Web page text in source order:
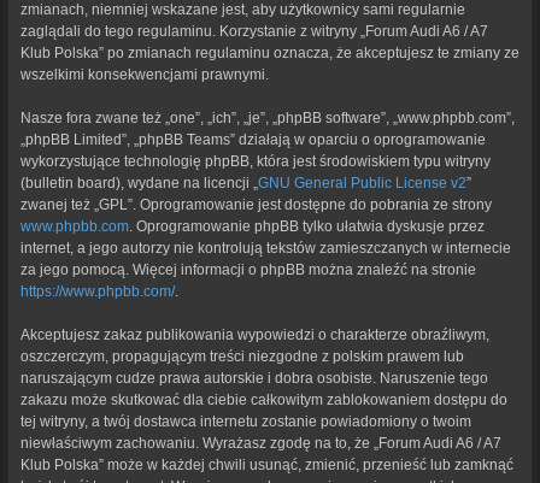
zmianach, niemniej wskazane jest, aby użytkownicy sami regularnie
zaglądali do tego regulaminu. Korzystanie z witryny „Forum Audi A6 / A7
Klub Polska” po zmianach regulaminu oznacza, że akceptujesz te zmiany ze
wszelkimi konsekwencjami prawnymi.
Nasze fora zwane też „one”, „ich”, „je”, „phpBB software”, „www.phpbb.com”,
„phpBB Limited”, „phpBB Teams” działają w oparciu o oprogramowanie
wykorzystujące technologię phpBB, która jest środowiskiem typu witryny
(bulletin board), wydane na licencji „GNU General Public License v2”
zwanej też „GPL”. Oprogramowanie jest dostępne do pobrania ze strony
www.phpbb.com. Oprogramowanie phpBB tylko ułatwia dyskusje przez
internet, a jego autorzy nie kontrolują tekstów zamieszczanych w internecie
za jego pomocą. Więcej informacji o phpBB można znaleźć na stronie
https://www.phpbb.com/.
Akceptujesz zakaz publikowania wypowiedzi o charakterze obraźliwym,
oszczerczym, propagującym treści niezgodne z polskim prawem lub
naruszającym cudze prawa autorskie i dobra osobiste. Naruszenie tego
zakazu może skutkować dla ciebie całkowitym zablokowaniem dostępu do
tej witryny, a twój dostawca internetu zostanie powiadomiony o twoim
niewłaściwym zachowaniu. Wyrażasz zgodę na to, że „Forum Audi A6 / A7
Klub Polska” może w każdej chwili usunąć, zmienić, przenieść lub zamknąć